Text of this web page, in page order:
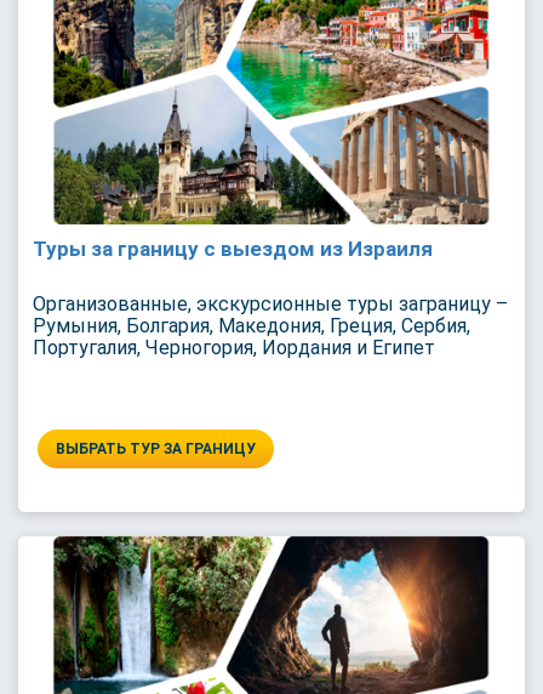
Туры за границу с выездом из Израиля
Организованные, экскурсионные туры заграницу –
Румыния, Болгария, Македония, Греция, Сербия,
Португалия, Черногория, Иордания и Египет
ВЫБРАТЬ ТУР ЗА ГРАНИЦУ